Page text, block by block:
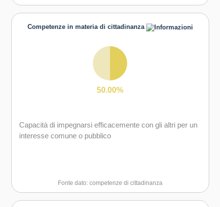
gruppo sia in maniera autonoma
Capacità di motivare gli altri e valorizzare le loro idee, di
Competenze in materia di cittadinanza
50.00%
Capacità di impegnarsi efficacemente con gli altri per un
interesse comune o pubblico
Fonte dato: competenze di cittadinanza